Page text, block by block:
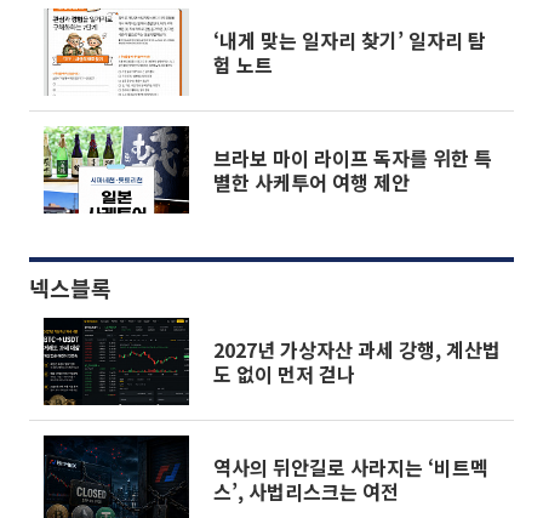
‘내게 맞는 일자리 찾기’ 일자리 탐
험 노트
브라보 마이 라이프 독자를 위한 특
별한 사케투어 여행 제안
넥스블록
2027년 가상자산 과세 강행, 계산법
도 없이 먼저 걷나
역사의 뒤안길로 사라지는 ‘비트멕
스’, 사법리스크는 여전